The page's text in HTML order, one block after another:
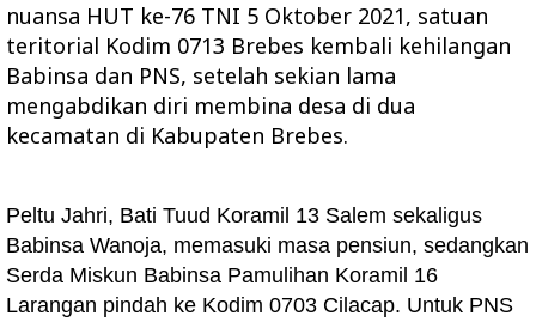
nuansa HUT ke-76 TNI 5 Oktober 2021, satuan
teritorial Kodim 0713 Brebes kembali kehilangan
Babinsa dan PNS, setelah sekian lama
mengabdikan diri membina desa di dua
kecamatan di Kabupaten Brebes.
Peltu Jahri, Bati Tuud Koramil 13 Salem sekaligus
Babinsa Wanoja, memasuki masa pensiun, sedangkan
Serda Miskun Babinsa Pamulihan Koramil 16
Larangan pindah ke Kodim 0703 Cilacap. Untuk PNS